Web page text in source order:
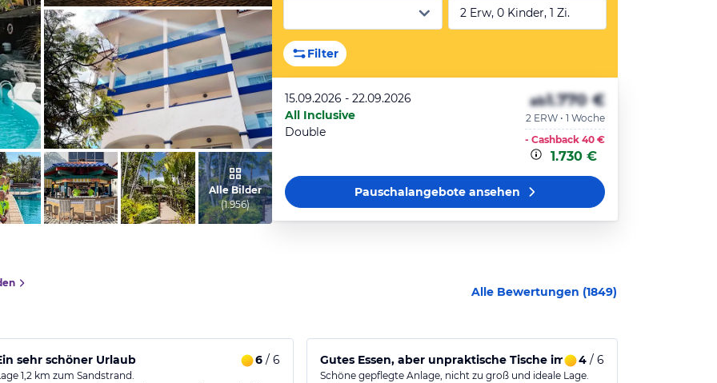
vom Hotelier, Januar 2026
vom Hotelier, Oktober 2022 Alle Bilder
(1.956)
2 Erw, 0 Kinder, 1 Zi.
Filter
15.09.2026 - 22.09.2026
All Inclusive
Double
ab1.770 €
2 ERW • 1 Woche
- Cashback 40 €
1.730 €
Pauschalangeboteansehen
Alle Bewertungen (1849)
sehr schöner Urlaub 6/ 6
1,2 km zum Sandstrand.
Gutes Essen, aber unpraktische Tische im Speisesaal
4/ 6
Schöne gepflegte Anlage, nicht zu groß und ideale Lage.